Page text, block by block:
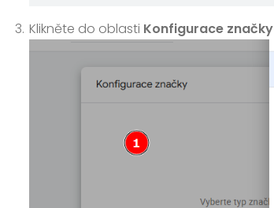
Klikněte do oblasti Konfigurace značky